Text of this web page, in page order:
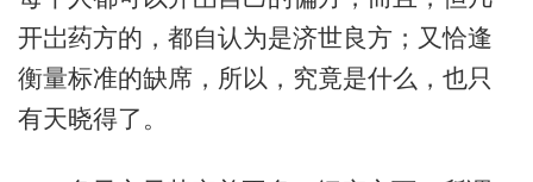
开岀药方的，都自认为是济世良方；又恰逢
衡量标准的缺席，所以，究竟是什么，也只
有天晓得了。